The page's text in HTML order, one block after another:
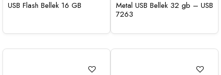
USB Flash Bellek 16 GB
Metal USB Bellek 32 gb – USB
7263